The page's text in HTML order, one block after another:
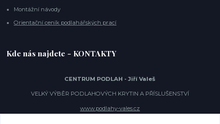
Montážní návody
Orientační ceník podlahářských prací
Kde nás najdete - KONTAKTY
CENTRUM PODLAH - Jiří Valeš
VELKÝ VÝBĚR PODLAHOVÝCH KRYTIN A PŘÍSLUŠENSTVÍ
www.podlahy-vales.cz